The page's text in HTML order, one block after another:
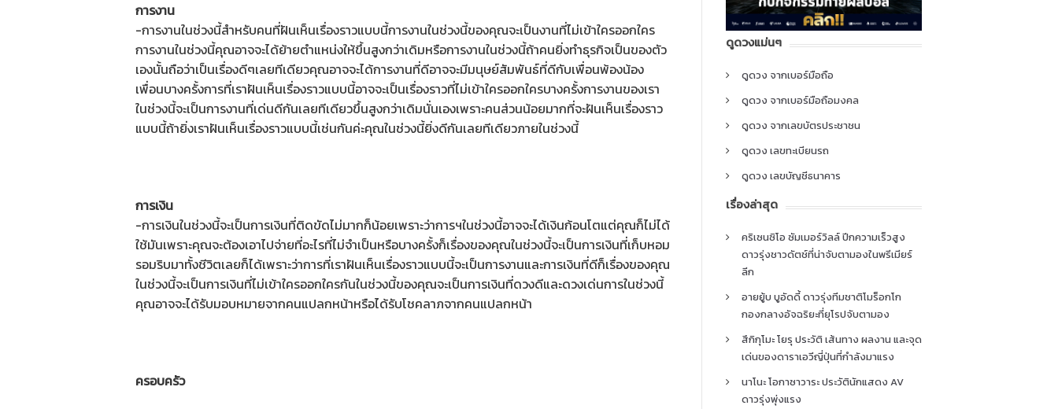
การงาน
-การงานในช่วงนี้สำหรับคนที่ฝันเห็นเรื่องราวแบบนี้การงานในช่วงนี้ของคุณจะเป็นงานที่ไม่เข้าใครออกใคร
การงานในช่วงนี้คุณอาจจะได้ย้ายตำแหน่งให้ขึ้นสูงกว่าเดิมหรือการงานในช่วงนี้ถ้าคนยิ่งทำธุรกิจเป็นของตัว
เองนั้นถือว่าเป็นเรื่องดีๆเลยทีเดียวคุณอาจจะได้การงานที่ดีอาจจะมีมนุษย์สัมพันธ์ที่ดีกับเพื่อนพ้องน้อง
เพื่อนบางครั้งการที่เราฝันเห็นเรื่องราวแบบนี้อาจจะเป็นเรื่องราวที่ไม่เข้าใครออกใครบางครั้งการงานของเรา
ในช่วงนี้จะเป็นการงานที่เด่นดีกันเลยทีเดียวขึ้นสูงกว่าเดิมนั่นเองเพราะคนส่วนน้อยมากที่จะฝันเห็นเรื่องราว
แบบนี้ถ้ายิ่งเราฝันเห็นเรื่องราวแบบนี้เช่นกันค่ะคุณในช่วงนี้ยิ่งดีกันเลยทีเดียวภายในช่วงนี้
การเงิน
-การเงินในช่วงนี้จะเป็นการเงินที่ติดขัดไม่มากก็น้อยเพราะว่าการฯในช่วงนี้อาจจะได้เงินก้อนโตแต่คุณก็ไม่ได้
ใช้มันเพราะคุณจะต้องเอาไปจ่ายที่อะไรที่ไม่จำเป็นหรือบางครั้งก็เรื่องของคุณในช่วงนี้จะเป็นการเงินที่เก็บหอม
รอมริบมาทั้งชีวิตเลยก็ได้เพราะว่าการที่เราฝันเห็นเรื่องราวแบบนี้จะเป็นการงานและการเงินที่ดีก็เรื่องของคุณ
ในช่วงนี้จะเป็นการเงินที่ไม่เข้าใครออกใครกันในช่วงนี้ของคุณจะเป็นการเงินที่ดวงดีและดวงเด่นการในช่วงนี้
คุณอาจจะได้รับมอบหมายจากคนแปลกหน้าหรือได้รับโชคลาภจากคนแปลกหน้า
ครอบครัว
ดูดวงแม่นๆ
ดูดวง จากเบอร์มือถือ
ดูดวง จากเบอร์มือถือมงคล
ดูดวง จากเลขบัตรประชาชน
ดูดวง เลขทะเบียนรถ
ดูดวง เลขบัญชีธนาคาร
เรื่องล่าสุด
คริเซนซิโอ ซัมเมอร์วิลล์ ปีกความเร็วสูง
ดาวรุ่งชาวดัตช์ที่น่าจับตามองในพรีเมียร์
ลีก
อายยู้บ บูอัดดี้ ดาวรุ่งทีมชาติโมร็อกโก
กองกลางอัจฉริยะที่ยุโรปจับตามอง
สึกิกุโมะ โยรุ ประวัติ เส้นทาง ผลงาน และจุด
เด่นของดาราเอวีญี่ปุ่นที่กำลังมาแรง
นาโนะ โอกาซาวาระ ประวัตินักแสดง AV
ดาวรุ่งพุ่งแรง